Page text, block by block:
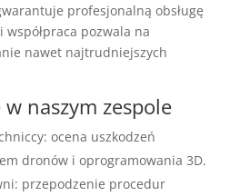
profesjonalną obsługę
pozwala na
nawet najtrudniejszych
naszym zespole
ocena uszkodzeń
dronów i oprogramowania 3D.
przepodzenie procedur